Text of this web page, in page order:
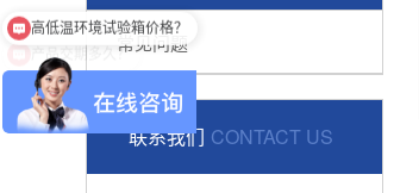
常见问题
联系我们 CONTACT US
产品交期多久？